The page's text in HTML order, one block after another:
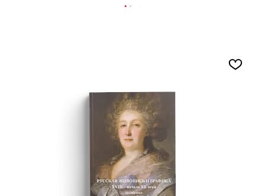
В КОРЗИНУ